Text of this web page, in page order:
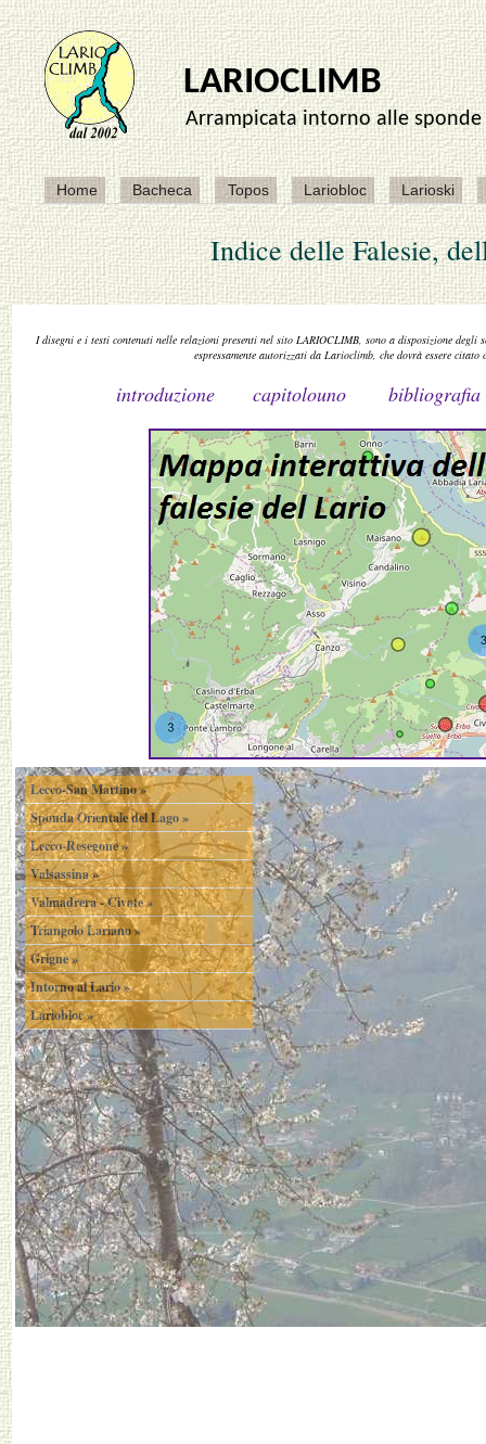
Indice delle Falesie,
I disegni e i testi contenuti nelle relazioni presenti nel sito LARIOCLIMB, sono a disposizione degli
espressamente autorizzati da Larioclimb, che dovrà essere
introduzione capitolouno bibliografia